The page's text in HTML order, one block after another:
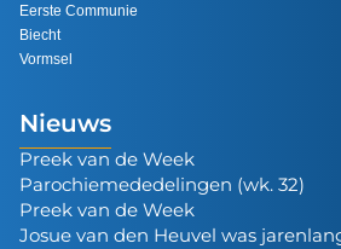
Eerste Communie
Biecht
Vormsel
Nieuws
Preek van de Week
Parochiemededelingen (wk. 32)
Preek van de Week
Josue van den Heuvel was